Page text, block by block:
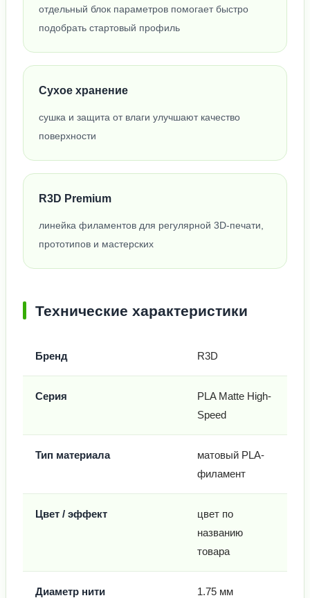
отдельный блок параметров помогает быстро
подобрать стартовый профиль
Сухое хранение
сушка и защита от влаги улучшают качество
поверхности
R3D Premium
линейка филаментов для регулярной 3D-печати,
прототипов и мастерских
Технические характеристики
Бренд R3D
Серия
PLA Matte High-
Speed
Тип материала
матовый PLA-
филамент
Цвет / эффект
цвет по
названию
товара
Диаметр нити 1.75 мм